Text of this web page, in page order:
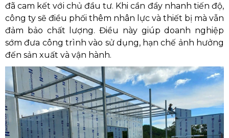
đã cam kết với chủ đầu tư. Khi cần đẩy nhanh tiến độ,
công ty sẽ điều phối thêm nhân lực và thiết bị mà vẫn
đảm bảo chất lượng. Điều này giúp doanh nghiệp
sớm đưa công trình vào sử dụng, hạn chế ảnh hưởng
đến sản xuất và vận hành.